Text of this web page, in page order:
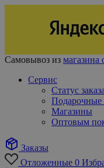
Самовывоз из магазина
Сервис
Статус заказа
Подарочные
Магазины
Оптовым
Заказы
Отложенные 0